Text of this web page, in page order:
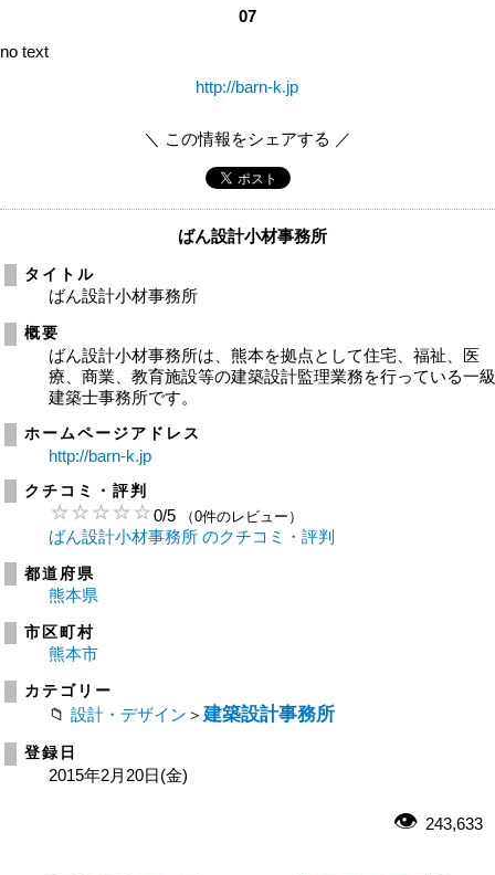
07
no text
http://barn-k.jp
＼ この情報をシェアする ／
ばん設計小材事務所
タイトル
ばん設計小材事務所
概要
ばん設計小材事務所は、熊本を拠点として住宅、福祉、医
療、商業、教育施設等の建築設計監理業務を行っている一
建築士事務所です。
ホームページアドレス
http://barn-k.jp
クチコミ・評判
0/5 （0件のレビュー）
ばん設計小材事務所 のクチコミ・評判
都道府県
熊本県
市区町村
熊本市
カテゴリー
設計・デザイン ＞ 建築設計事務所
登録日
2015年2月20日(金)
243,633